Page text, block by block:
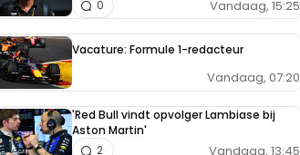
Vandaag, 15:25
0
Vacature: Formule 1-redacteur
Vandaag, 07:20
'Red Bull vindt opvolger Lambiase bij
Aston Martin'
Vandaag, 13:45
2